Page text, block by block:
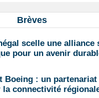
Brèves
scelle une alliance
pour un avenir
Boeing : un
la connectivité